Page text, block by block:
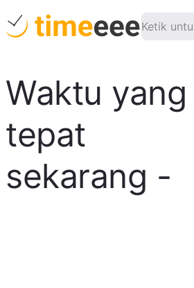
Waktu yang
tepat
sekarang -